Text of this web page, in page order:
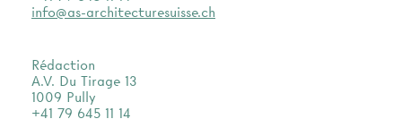
info@as-architecturesuisse.ch
Rédaction
A.V. Du Tirage 13
1009 Pully
+41 79 645 11 14